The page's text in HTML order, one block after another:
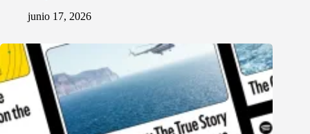
junio 17, 2026